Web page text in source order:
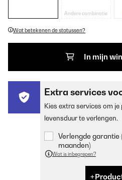
Andere combinatie
Wat betekenen de statussen?
In mijn
Extra services
Kies extra services om
levensduur te verlengen.
Verlengde garantie
maanden)
Wat is inbegrepen?